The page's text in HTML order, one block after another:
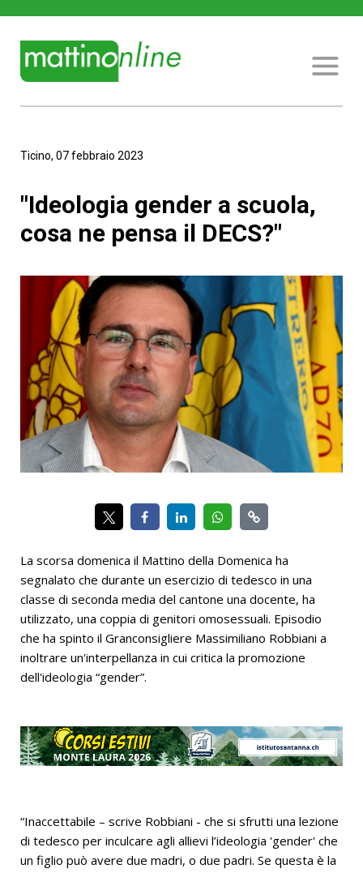
Ticino, 07 febbraio 2023
"Ideologia gender a scuola,
cosa ne pensa il DECS?"
La scorsa domenica il Mattino della Domenica ha
segnalato che durante un esercizio di tedesco in una
classe di seconda media del cantone una docente, ha
utilizzato, una coppia di genitori omosessuali. Episodio
che ha spinto il Granconsigliere Massimiliano Robbiani a
inoltrare un'interpellanza in cui critica la promozione
dell'ideologia “gender”.
“Inaccettabile – scrive Robbiani - che si sfrutti una lezione
di tedesco per inculcare agli allievi l’ideologia 'gender' che
un figlio può avere due madri, o due padri. Se questa è la